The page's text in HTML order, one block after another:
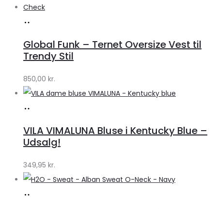
Lykke
Lykke
Global Funk – Ternet Oversize Vest til
Trendy Stil
850,00 kr.
Klædeskabet.dk
VILA VIMALUNA Bluse i Kentucky Blue –
Udsalg!
349,95 kr.